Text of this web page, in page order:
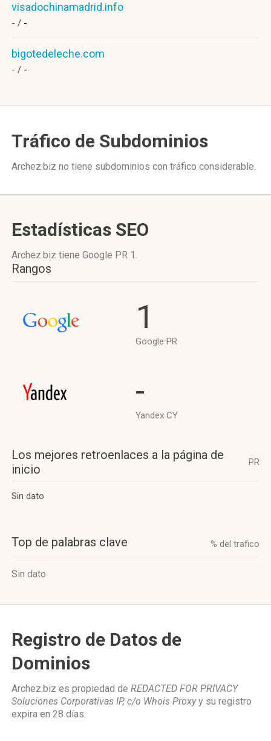
visadochinamadrid.info
- / -
bigotedeleche.com
- / -
Tráfico de Subdominios
Archez.biz no tiene subdominios con tráfico considerable.
Estadísticas SEO
Archez.biz tiene Google PR 1.
Rangos
1
Google PR
-
Yandex CY
Los mejores retroenlaces a la página de
inicio
PR
Sin dato
Top de palabras clave % del trafico
Sin dato
Registro de Datos de
Dominios
Archez.biz es propiedad de REDACTED FOR PRIVACY
Soluciones Corporativas IP, c/o Whois Proxyy su registro
expira en 28 días.